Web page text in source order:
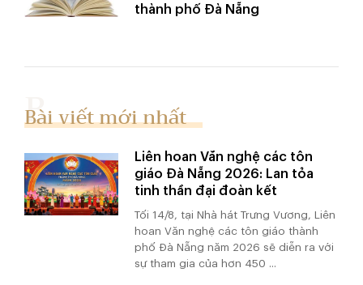
thành phố Đà Nẵng
Bài viết mới nhất
Liên hoan Văn nghệ các tôn
giáo Đà Nẵng 2026: Lan tỏa
tinh thần đại đoàn kết
Tối 14/8, tại Nhà hát Trưng Vương, Liên
hoan Văn nghệ các tôn giáo thành
phố Đà Nẵng năm 2026 sẽ diễn ra với
sự tham gia của hơn 450 ...